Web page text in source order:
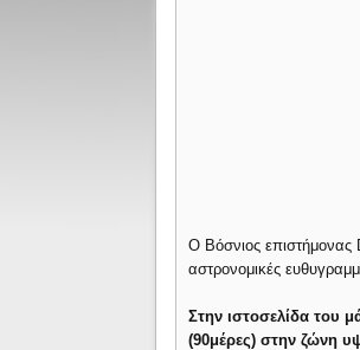
Ο Βόσνιος
αστρονομικές
Στην ιστοσελίδα του
(90μέρες) στην ζώνη